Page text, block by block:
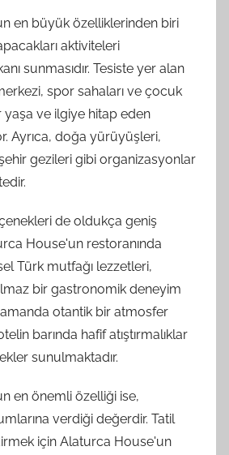
en büyük özelliklerinden biri
aktiviteleri
sunmasıdır. Tesiste yer alan
spor sahaları ve çocuk
yaşa ve ilgiye hitap eden
Ayrıca, doğa yürüyüşleri,
gezileri gibi organizasyonlar
de oldukça geniş
House'un restoranında
Türk mutfağı lezzetleri,
bir gastronomik deneyim
otantik bir atmosfer
barında hafif atıştırmalıklar
sunulmaktadır.
en önemli özelliği ise,
verdiği değerdir. Tatil
için Alaturca House'un